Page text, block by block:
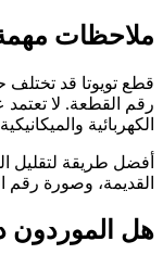
ملاحظات مهمة
قطع تويوتا قد تختلف
رقم القطعة. لا
الكهربائية
أفضل طريقة
القديمة، وصورة رقم
هل الموردون